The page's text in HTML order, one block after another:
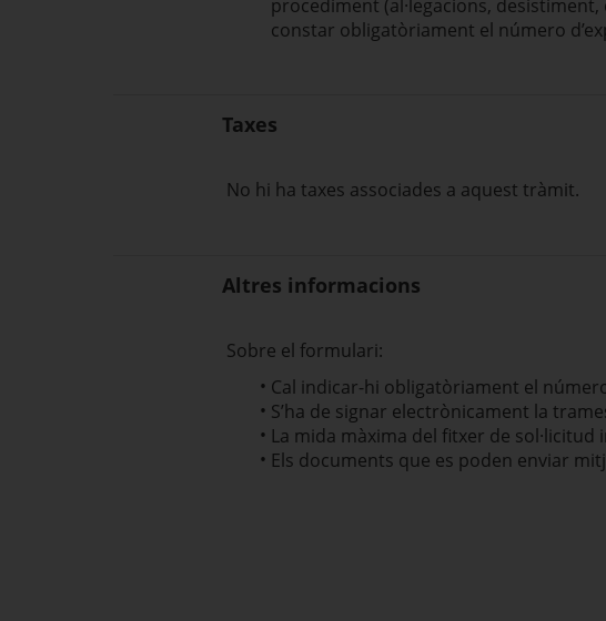
procediment (al·legacions,
constar obligatòriament el número
Taxes
No hi ha taxes associades a aquest tràmit.
Altres informacions
Sobre el formulari:
Cal indicar-hi obligatòriament el
S’ha de signar electrònicament la
La mida màxima del fitxer de
Els documents que es poden enviar